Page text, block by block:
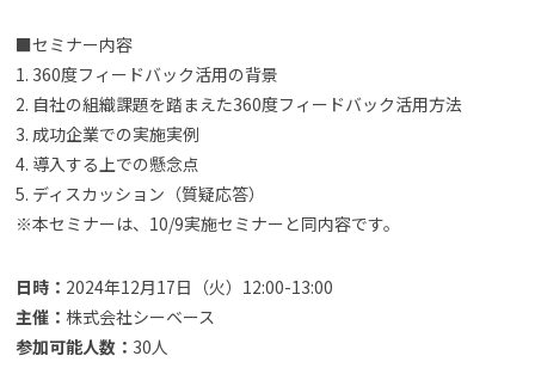
■セミナー内容
1. 360度フィードバック活用の背景
2. 自社の組織課題を踏まえた360度フィードバック活用方法
3. 成功企業での実施実例
4. 導入する上での懸念点
5. ディスカッション（質疑応答）
※本セミナーは、10/9実施セミナーと同内容です。
日時： 2024年12月17日（火）12:00-13:00
主催： 株式会社シーベース
参加可能人数： 30人